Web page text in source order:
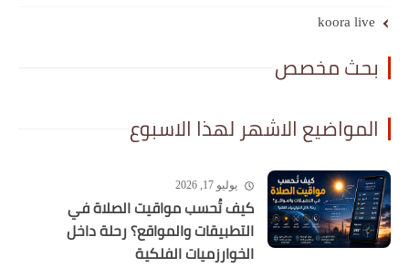
koora live
بحث مخصص
المواضيع الاشهر لهذا الاسبوع
يوليو 17, 2026
كيف تُحسب مواقيت الصلاة في
التطبيقات والمواقع؟ رحلة داخل
الخوارزميات الفلكية